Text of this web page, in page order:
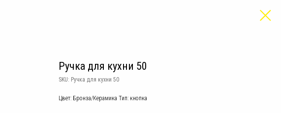
Ручка для кухни 50
SKU: Ручка для кухни 50
Цвет: Бронза/Керамика Тип: кнопка